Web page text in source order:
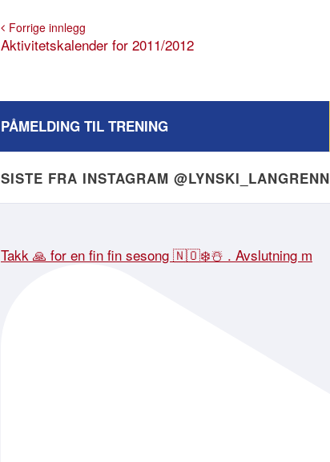
Forrige innlegg
Aktivitetskalender for 2011/2012
PÅMELDING TIL TRENING
SISTE FRA INSTAGRAM @LYNSKI_LANGRENN
Takk 🙏 for en fin fin sesong 🇳🇴❄️☃️ . Avslutning m